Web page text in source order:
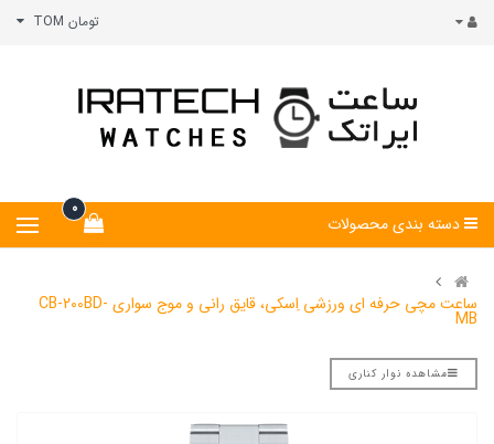
تومان TOM
0
دسته بندی محصولات
ساعت مچی حرفه ای ورزشی اِسکی، قایق رانی و موج سواری CB-200BD-
MB
مشاهده نوار کناری